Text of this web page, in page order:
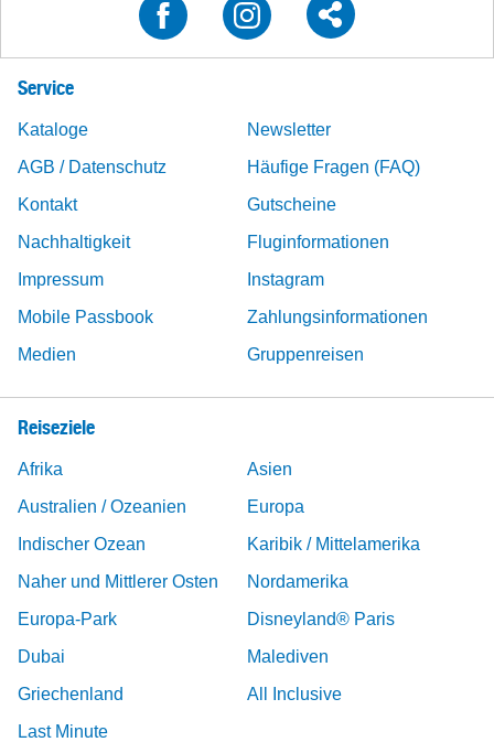
Service
Kataloge
Newsletter
AGB / Datenschutz
Häufige Fragen (FAQ)
Kontakt
Gutscheine
Nachhaltigkeit
Fluginformationen
Impressum
Instagram
Mobile Passbook
Zahlungsinformationen
Medien
Gruppenreisen
Reiseziele
Afrika
Asien
Australien / Ozeanien
Europa
Indischer Ozean
Karibik / Mittelamerika
Naher und Mittlerer Osten
Nordamerika
Europa-Park
Disneyland® Paris
Dubai
Malediven
Griechenland
All Inclusive
Last Minute